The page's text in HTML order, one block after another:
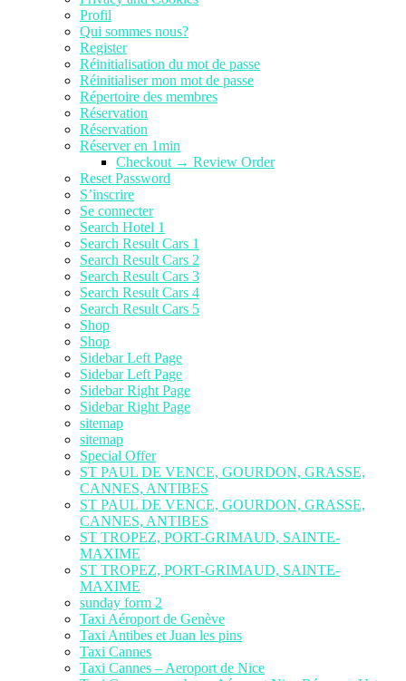
Profil
Qui sommes nous?
Register
Réinitialisation du mot de passe
Réinitialiser mon mot de passe
Répertoire des membres
Réservation
Réservation
Réserver en 1min
Checkout → Review Order
Reset Password
S’inscrire
Se connecter
Search Hotel 1
Search Result Cars 1
Search Result Cars 2
Search Result Cars 3
Search Result Cars 4
Search Result Cars 5
Shop
Shop
Sidebar Left Page
Sidebar Left Page
Sidebar Right Page
Sidebar Right Page
sitemap
sitemap
Special Offer
ST PAUL DE VENCE, GOURDON, GRASSE,
CANNES, ANTIBES
ST PAUL DE VENCE, GOURDON, GRASSE,
CANNES, ANTIBES
ST TROPEZ, PORT-GRIMAUD, SAINTE-
MAXIME
ST TROPEZ, PORT-GRIMAUD, SAINTE-
MAXIME
sunday form 2
Taxi Aéroport de Genève
Taxi Antibes et Juan les pins
Taxi Cannes
Taxi Cannes – Aeroport de Nice